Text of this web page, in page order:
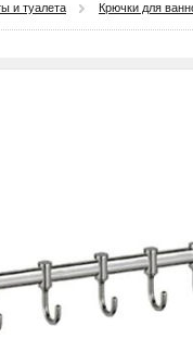
и туалета Крючки для